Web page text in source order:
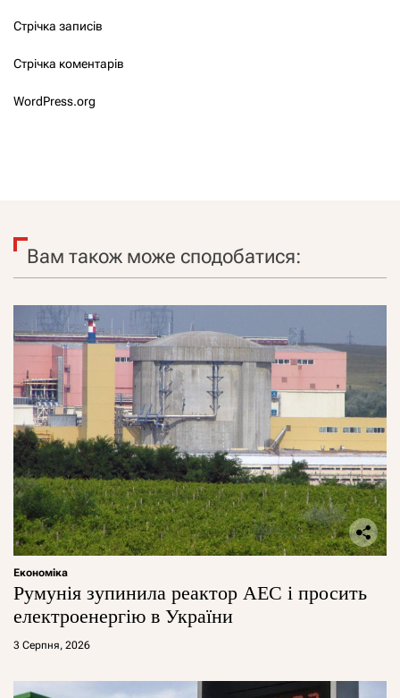
Стрічка записів
Стрічка коментарів
WordPress.org
Вам також може сподобатися:
Економіка
Румунія зупинила реактор АЕС і просить
електроенергію в України
3 Серпня, 2026